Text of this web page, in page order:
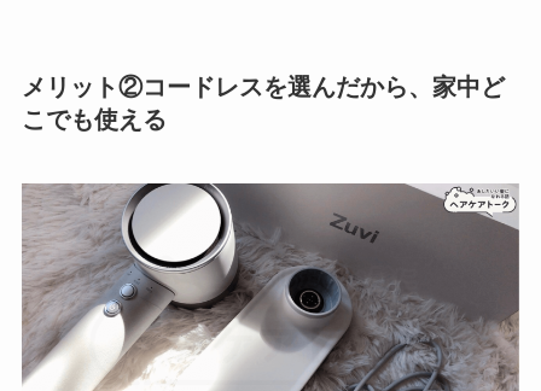
メリット②コードレスを選んだから、家中ど
こでも使える